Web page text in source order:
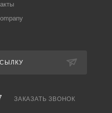
ЗАКАЗАТЬ ЗВОНОК